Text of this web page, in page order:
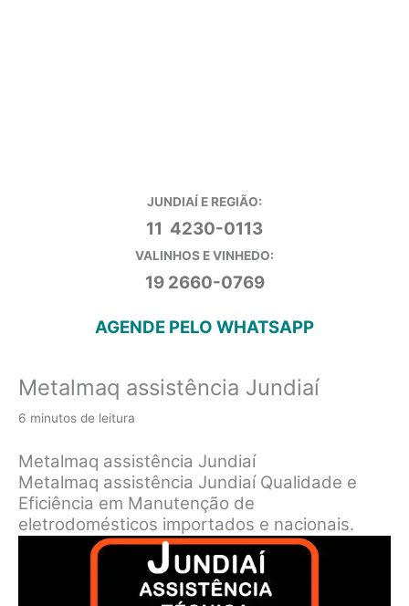
JUNDIAÍ E REGIÃO:
11 4230-0113
VALINHOS E VINHEDO:
19 2660-0769
AGENDE PELO WHATSAPP
Metalmaq assistência Jundiaí
6 minutos de leitura
Metalmaq assistência Jundiaí
Metalmaq assistência Jundiaí Qualidade e
Eficiência em Manutenção de
eletrodomésticos importados e nacionais.